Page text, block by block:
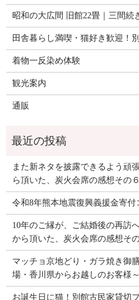
昭和の大広間 旧館22畳｜三間続
田舎暮らし満喫・猫好き歓迎！
着物一反染め体験
観光案内
通販
また新ネタを披露できるよう頑
ら頂いた、炭火会席の感想その６
令和8年熊本地震復興義援金寄
10年のご縁が、ご結婚後の再訪
から頂いた、炭火会席の感想そ
マッチョ京地どり・ガラ焼き御
場・香川県からお越しのお客様～
お誕生日に猫！別館古民家貸切